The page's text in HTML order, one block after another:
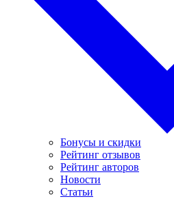
Бонусы и скидки
Рейтинг отзывов
Рейтинг авторов
Новости
Статьи